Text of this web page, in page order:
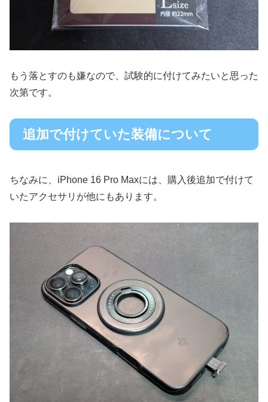
もう落とすのも嫌なので、試験的に付けてみたいと思った
次第です。
追加で付けていた装備について
ちなみに、iPhone 16 Pro Maxには、購入後追加で付けて
いたアクセサリが他にもあります。